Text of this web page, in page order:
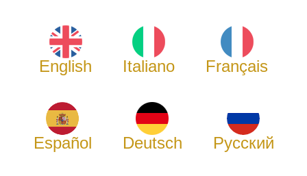
English Italiano Français
Español Deutsch Русский